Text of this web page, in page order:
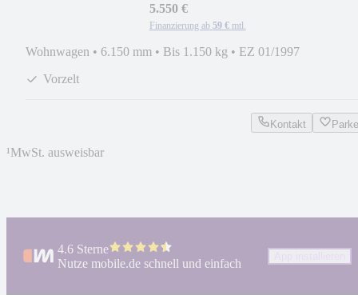
5.550 €
Finanzierung ab 59 € mtl.
Wohnwagen • 6.150 mm • Bis 1.150 kg • EZ 01/1997
Vorzelt
Kontakt
¹MwSt. ausweisbar
4.6 Sterne
Nutze mobile.de schnell und einfach